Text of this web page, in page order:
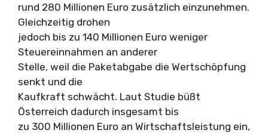
rund 280 Millionen Euro zusätzlich einzunehmen.
Gleichzeitig drohen
jedoch bis zu 140 Millionen Euro weniger
Steuereinnahmen an anderer
Stelle, weil die Paketabgabe die Wertschöpfung
senkt und die
Kaufkraft schwächt. Laut Studie büßt
Österreich dadurch insgesamt bis
zu 300 Millionen Euro an Wirtschaftsleistung ein,